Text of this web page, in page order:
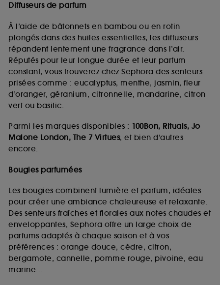
Diffuseurs de parfum
À l’aide de bâtonnets en bambou ou en rotin
plongés dans des huiles essentielles, les diffuseurs
répandent lentement une fragrance dans l’air.
Réputés pour leur longue durée et leur parfum
constant, vous trouverez chez Sephora des senteurs
prisées comme : eucalyptus, menthe, jasmin, fleur
d’oranger, géranium, citronnelle, mandarine, citron
vert ou basilic.
Parmi les marques disponibles : 100Bon, Rituals, Jo
Malone London, The 7 Virtues, et bien d’autres
encore.
Bougies parfumées
Les bougies combinent lumière et parfum, idéales
pour créer une ambiance chaleureuse et relaxante.
Des senteurs fraîches et florales aux notes chaudes et
enveloppantes, Sephora offre un large choix de
parfums adaptés à chaque saison et à vos
préférences : orange douce, cèdre, citron,
bergamote, cannelle, pomme rouge, pivoine, eau
marine...